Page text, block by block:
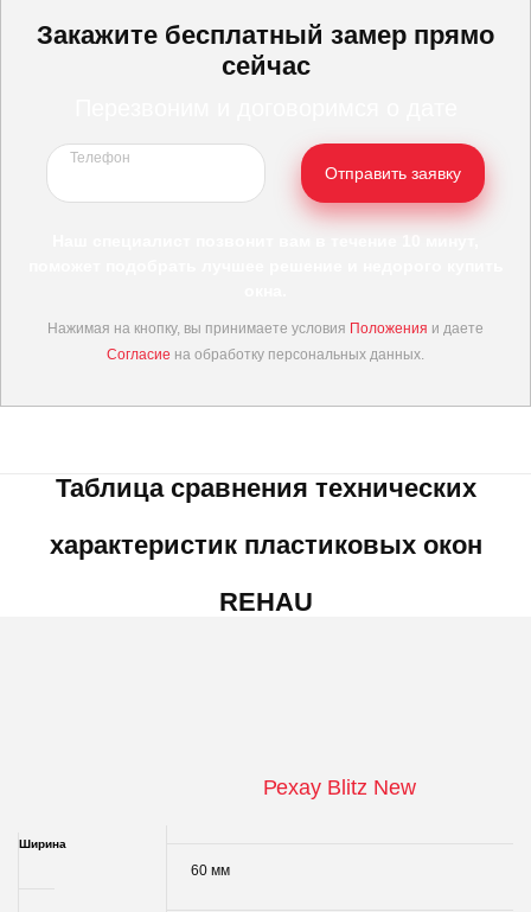
Закажите бесплатный замер прямо
сейчас
Телефон
Отправить заявку
Нажимая на кнопку, вы принимаете условия Положения и даете
Согласие на обработку персональных данных.
Таблица сравнения технических
характеристик пластиковых окон
REHAU
Ширина
Рехау Blitz New
60 мм